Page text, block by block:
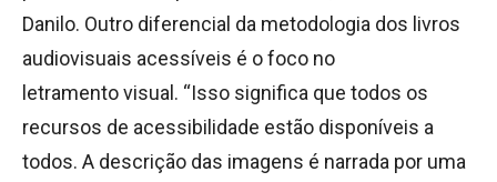
Danilo. Outro diferencial da metodologia dos livros
audiovisuais acessíveis é o foco no
letramento visual. “Isso significa que todos os
recursos de acessibilidade estão disponíveis a
todos. A descrição das imagens é narrada por uma